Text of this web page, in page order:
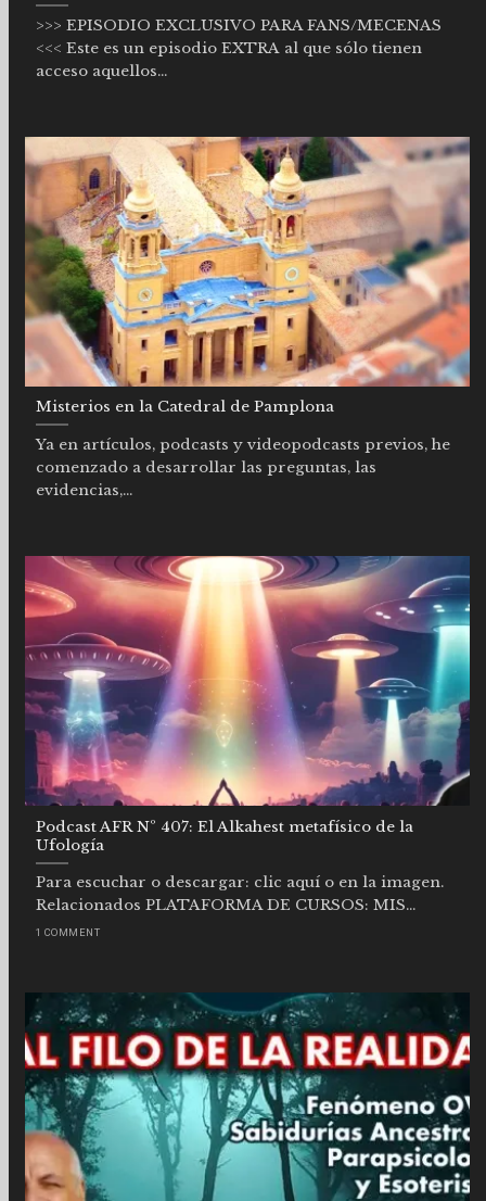
>>> EPISODIO EXCLUSIVO PARA FANS/MECENAS
<<< Este es un episodio EXTRA al que sólo tienen
acceso aquellos...
Misterios en la Catedral de Pamplona
Ya en artículos, podcasts y videopodcasts previos, he
comenzado a desarrollar las preguntas, las
evidencias,...
Podcast AFR Nº 407: El Alkahest metafísico de la
Ufología
Para escuchar o descargar: clic aquí o en la imagen.
Relacionados PLATAFORMA DE CURSOS: MIS...
1 COMMENT